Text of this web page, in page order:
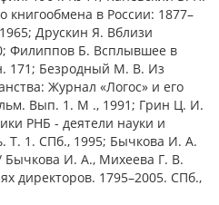
книгообмена в России: 1877–
Друскин Я. Вблизи
Филиппов Б. Всплывшее в
171; Безродный М. В. Из
Журнал «Логос» и его
Вып. 1. М ., 1991; Грин Ц. И.
РНБ - деятели науки и
Т. 1. СПб., 1995; Бычкова И. А.
Бычкова И. А., Михеева Г. В.
директоров. 1795–2005. СПб.,